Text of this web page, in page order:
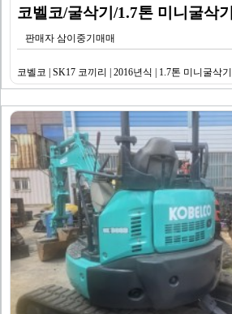
판매자 삼이중기매매
코벨코 | SK17 코끼리 | 2016년식 | 1.7톤 미니굴삭기